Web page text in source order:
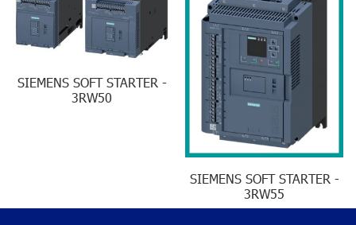
SIEMENS SOFT STARTER -
3RW50
SIEMENS SOFT STARTER -
3RW55